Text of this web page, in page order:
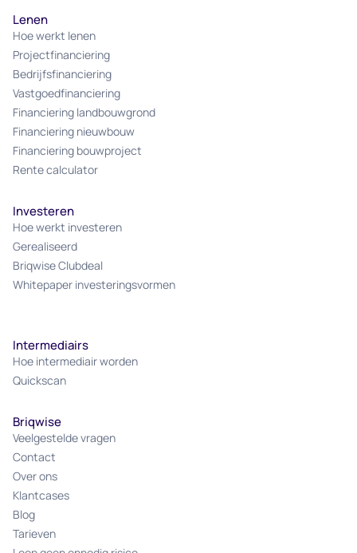
Lenen
Hoe werkt lenen
Projectfinanciering
Bedrijfsfinanciering
Vastgoedfinanciering
Financiering landbouwgrond
Financiering nieuwbouw
Financiering bouwproject
Rente calculator
Investeren
Hoe werkt investeren
Gerealiseerd
Briqwise Clubdeal
Whitepaper investeringsvormen
Intermediairs
Hoe intermediair worden
Quickscan
Briqwise
Veelgestelde vragen
Contact
Over ons
Klantcases
Blog
Tarieven